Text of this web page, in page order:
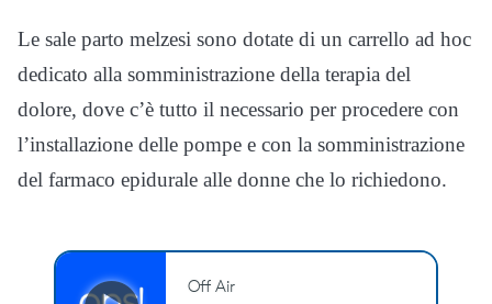
Le sale parto melzesi sono dotate di un carrello ad hoc
dedicato alla somministrazione della terapia del
dolore, dove c’è tutto il necessario per procedere con
l’installazione delle pompe e con la somministrazione
del farmaco epidurale alle donne che lo richiedono.